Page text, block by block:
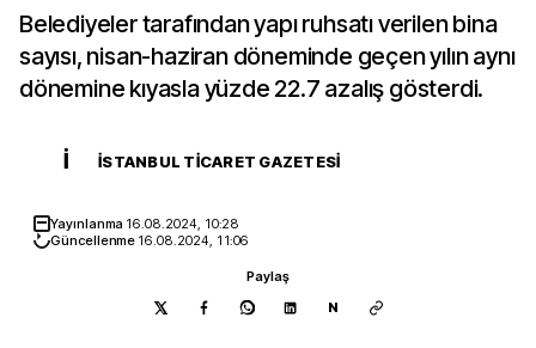
Belediyeler tarafından yapı ruhsatı verilen bina
sayısı, nisan-haziran döneminde geçen yılın aynı
dönemine kıyasla yüzde 22.7 azalış gösterdi.
İ İSTANBUL TICARET GAZETESI
Yayınlanma 16.08.2024, 10:28
Güncellenme 16.08.2024, 11:06
Paylaş
N